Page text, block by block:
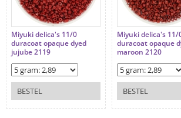
Miyuki delica's 11/0
duracoat opaque dyed
jujube 2119
BESTEL
Miyuki delica's 11/
duracoat opaque
maroon 2120
BESTEL